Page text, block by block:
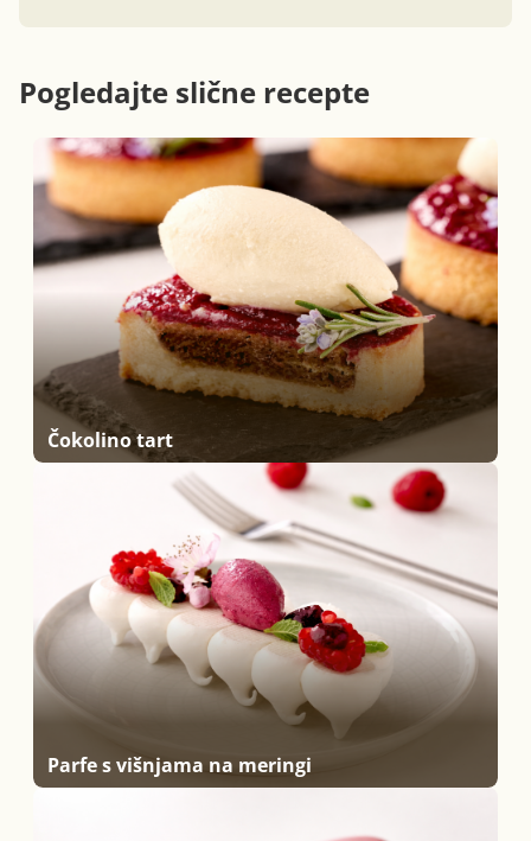
Pogledajte slične recepte
Čokolino tart
Parfe s višnjama na meringi